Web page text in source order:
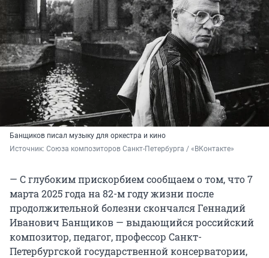
Банщиков писал музыку для оркестра и кино
Источник: Союза композиторов Санкт-Петербурга / «ВКонтакте»
— С глубоким прискорбием сообщаем о том, что 7
марта 2025 года на 82-м году жизни после
продолжительной болезни скончался Геннадий
Иванович Банщиков — выдающийся российский
композитор, педагог, профессор Санкт-
Петербургской государственной консерватории,